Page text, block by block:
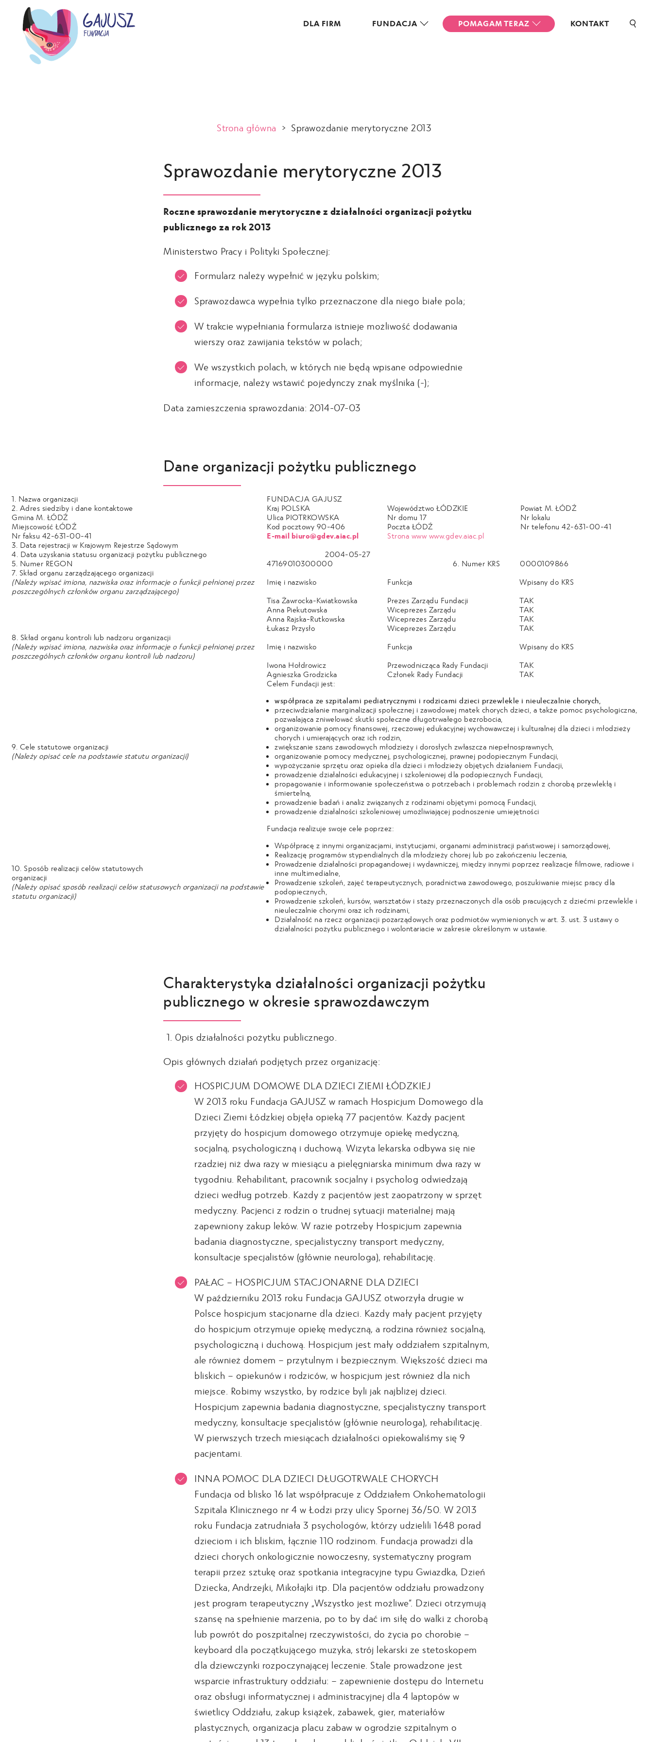
DLA FIRM FUNDACJA POMAGAM TERAZ KONTAKT
Strona główna > Sprawozdanie merytoryczne 2013
Sprawozdanie merytoryczne 2013
Roczne sprawozdanie merytoryczne z działalności organizacji pożytku
publicznego za rok 2013
Ministerstwo Pracy i Polityki Społecznej:
Formularz należy wypełnić w języku polskim;
Sprawozdawca wypełnia tylko przeznaczone dla niego białe pola;
W trakcie wypełniania formularza istnieje możliwość dodawania
wierszy oraz zawijania tekstów w polach;
We wszystkich polach, w których nie będą wpisane odpowiednie
informacje, należy wstawić pojedynczy znak myślnika (-);
Data zamieszczenia sprawozdania: 2014-07-03
Dane organizacji pożytku publicznego
1. Nazwa organizacji
FUNDACJA GAJUSZ
2. Adres siedziby i dane kontaktowe
Kraj POLSKA Województwo ŁÓDZKIE
Powiat M. ŁÓDŹ
Gmina M. ŁÓDŹ
Ulica PIOTRKOWSKA Nr domu 17
Nr lokalu
Miejscowość ŁÓDŹ
Kod pocztowy 90-406 Poczta ŁÓDŹ
Nr telefonu 42-631-00-41
Nr faksu 42-631-00-41
E-mail biuro@gdev.aiac.pl
Strona www www.gdev.aiac.pl
3. Data rejestracji w Krajowym Rejestrze Sądowym
4. Data uzyskania statusu organizacji pożytku publicznego
2004-05-27
5. Numer REGON
47169010300000 6. Numer KRS
0000109866
7. Skład organu zarządzającego organizacji
(Należy wpisać imiona, nazwiska oraz informacje o funkcji pełnionej przez
poszczególnych członków organu zarządzającego)
Imię i nazwisko Funkcja
Wpisany do KRS
Tisa Żawrocka-Kwiatkowska
Prezes Zarządu Fundacji
TAK
Anna Piekutowska
Wiceprezes Zarządu
TAK
Anna Rajska-Rutkowska
Wiceprezes Zarządu
TAK
Łukasz Przysło
Wiceprezes Zarządu
TAK
8. Skład organu kontroli lub nadzoru organizacji
(Należy wpisać imiona, nazwiska oraz informacje o funkcji pełnionej przez
poszczególnych członków organu kontroli lub nadzoru)
Imię i nazwisko Funkcja
Wpisany do KRS
Iwona Hołdrowicz
Przewodnicząca Rady Fundacji
TAK
Agnieszka Grodzicka
Członek Rady Fundacji TAK
9. Cele statutowe organizacji
(Należy opisać cele na podstawie statutu organizacji)
Celem Fundacji jest:
współpraca ze szpitalami pediatrycznymi i rodzicami dzieci przewlekle i nieuleczalnie chorych,
przeciwdziałanie marginalizacji społecznej i zawodowej matek chorych dzieci, a także pomoc psychologiczna,
pozwalająca zniwelować skutki społeczne długotrwałego bezrobocia,
organizowanie pomocy finansowej, rzeczowej edukacyjnej wychowawczej i kulturalnej dla dzieci i młodzieży
chorych i umierających oraz ich rodzin,
zwiększanie szans zawodowych młodzieży i dorosłych zwłaszcza niepełnosprawnych,
organizowanie pomocy medycznej, psychologicznej, prawnej podopiecznym Fundacji,
wypożyczanie sprzętu oraz opieka dla dzieci i młodzieży objętych działaniem Fundacji,
prowadzenie działalności edukacyjnej i szkoleniowej dla podopiecznych Fundacji,
propagowanie i informowanie społeczeństwa o potrzebach i problemach rodzin z chorobą przewlekłą i
śmiertelną,
prowadzenie badań i analiz związanych z rodzinami objętymi pomocą Fundacji,
prowadzenie działalności szkoleniowej umożliwiającej podnoszenie umiejętności
10. Sposób realizacji celów statutowych
organizacji
(Należy opisać sposób realizacji celów statusowych organizacji na podstawie
statutu organizacji)
Fundacja realizuje swoje cele poprzez:
Współpracę z innymi organizacjami, instytucjami, organami administracji państwowej i samorządowej,
Realizację programów stypendialnych dla młodzieży chorej lub po zakończeniu leczenia,
Prowadzenie działalności propagandowej i wydawniczej, między innymi poprzez realizacje filmowe, radiowe i
inne multimedialne,
Prowadzenie szkoleń, zajęć terapeutycznych, poradnictwa zawodowego, poszukiwanie miejsc pracy dla
podopiecznych,
Prowadzenie szkoleń, kursów, warsztatów i staży przeznaczonych dla osób pracujących z dziećmi przewlekle i
nieuleczalnie chorymi oraz ich rodzinami,
Działalność na rzecz organizacji pozarządowych oraz podmiotów wymienionych w art. 3. ust. 3 ustawy o
działalności pożytku publicznego i wolontariacie w zakresie określonym w ustawie.
Charakterystyka działalności organizacji pożytku
publicznego w okresie sprawozdawczym
0pis działalności pożytku publicznego.
Opis głównych działań podjętych przez organizację:
HOSPICJUM DOMOWE DLA DZIECI ZIEMI ŁÓDZKIEJ
W 2013 roku Fundacja GAJUSZ w ramach Hospicjum Domowego dla
Dzieci Ziemi Łódzkiej objęła opieką 77 pacjentów. Każdy pacjent
przyjęty do hospicjum domowego otrzymuje opiekę medyczną,
socjalną, psychologiczną i duchową. Wizyta lekarska odbywa się nie
rzadziej niż dwa razy w miesiącu a pielęgniarska minimum dwa razy w
tygodniu. Rehabilitant, pracownik socjalny i psycholog odwiedzają
dzieci według potrzeb. Każdy z pacjentów jest zaopatrzony w sprzęt
medyczny. Pacjenci z rodzin o trudnej sytuacji materialnej mają
zapewniony zakup leków. W razie potrzeby Hospicjum zapewnia
badania diagnostyczne, specjalistyczny transport medyczny,
konsultacje specjalistów (głównie neurologa), rehabilitację.
PAŁAC – HOSPICJUM STACJONARNE DLA DZIECI
W październiku 2013 roku Fundacja GAJUSZ otworzyła drugie w
Polsce hospicjum stacjonarne dla dzieci. Każdy mały pacjent przyjęty
do hospicjum otrzymuje opiekę medyczną, a rodzina również socjalną,
psychologiczną i duchową. Hospicjum jest mały oddziałem szpitalnym,
ale również domem – przytulnym i bezpiecznym. Większość dzieci ma
bliskich – opiekunów i rodziców, w hospicjum jest również dla nich
miejsce. Robimy wszystko, by rodzice byli jak najbliżej dzieci.
Hospicjum zapewnia badania diagnostyczne, specjalistyczny transport
medyczny, konsultacje specjalistów (głównie neurologa), rehabilitację.
W pierwszych trzech miesiącach działalności opiekowaliśmy się 9
pacjentami.
INNA POMOC DLA DZIECI DŁUGOTRWALE CHORYCH
Fundacja od blisko 16 lat współpracuje z Oddziałem Onkohematologii
Szpitala Klinicznego nr 4 w Łodzi przy ulicy Spornej 36/50. W 2013
roku Fundacja zatrudniała 3 psychologów, którzy udzielili 1648 porad
dzieciom i ich bliskim, łącznie 110 rodzinom. Fundacja prowadzi dla
dzieci chorych onkologicznie nowoczesny, systematyczny program
terapii przez sztukę oraz spotkania integracyjne typu Gwiazdka, Dzień
Dziecka, Andrzejki, Mikołajki itp. Dla pacjentów oddziału prowadzony
jest program terapeutyczny „Wszystko jest możliwe”. Dzieci otrzymują
szansę na spełnienie marzenia, po to by dać im siłę do walki z chorobą
lub powrót do poszpitalnej rzeczywistości, do życia po chorobie –
keyboard dla początkującego muzyka, strój lekarski ze stetoskopem
dla dziewczynki rozpoczynającej leczenie. Stale prowadzone jest
wsparcie infrastruktury oddziału: – zapewnienie dostępu do Internetu
oraz obsługi informatycznej i administracyjnej dla 4 laptopów w
świetlicy Oddziału, zakup książek, zabawek, gier, materiałów
plastycznych, organizacja placu zabaw w ogrodzie szpitalnym o